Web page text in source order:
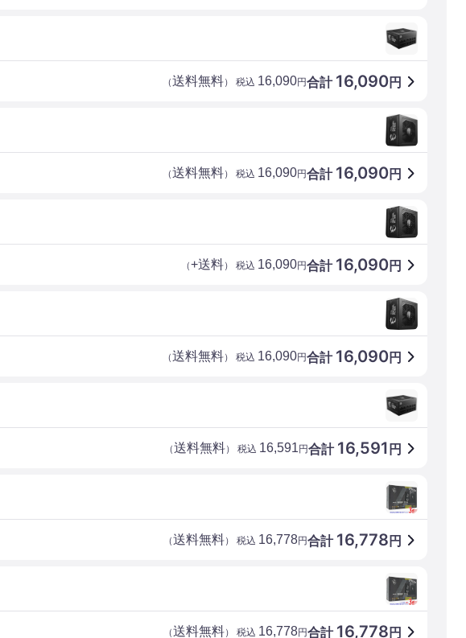
合計 16,090円
（送料無料） 税込 16,090円
合計 16,090円
（送料無料） 税込 16,090円
合計 16,090円
（+送料） 税込 16,090円
合計 16,090円
（送料無料） 税込 16,090円
合計 16,591 円
（送料無料） 税込 16,591円
合計 16,778 円
（送料無料） 税込 16,778円
合計 16,778 円
（送料無料） 税込 16,778円